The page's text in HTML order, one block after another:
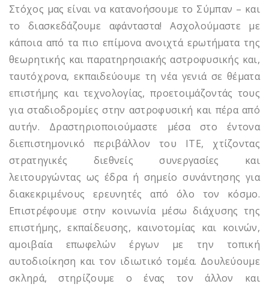
Στόχος μας είναι να κατανοήσουμε το Σύμπαν – και
το διασκεδάζουμε αφάνταστα! Ασχολούμαστε με
κάποια από τα πιο επίμονα ανοιχτά ερωτήματα της
θεωρητικής και παρατηρησιακής αστροφυσικής και,
ταυτόχρονα, εκπαιδεύουμε τη νέα γενιά σε θέματα
επιστήμης και τεχνολογίας, προετοιμάζοντάς τους
για σταδιοδρομίες στην αστροφυσική και πέρα από
αυτήν. Δραστηριοποιούμαστε μέσα στο έντονα
διεπιστημονικό περιβάλλον του ΙΤΕ, χτίζοντας
στρατηγικές διεθνείς συνεργασίες και
λειτουργώντας ως έδρα ή σημείο συνάντησης για
διακεκριμένους ερευνητές από όλο τον κόσμο.
Επιστρέφουμε στην κοινωνία μέσω διάχυσης της
επιστήμης, εκπαίδευσης, καινοτομίας και κοινών,
αμοιβαία επωφελών έργων με την τοπική
αυτοδιοίκηση και τον ιδιωτικό τομέα. Δουλεύουμε
σκληρά, στηρίζουμε ο ένας τον άλλον και